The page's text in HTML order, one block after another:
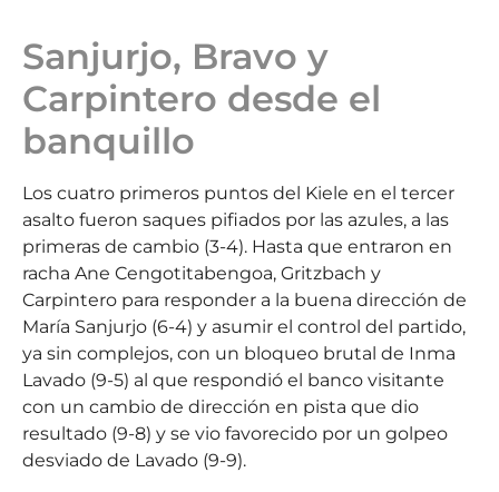
Sanjurjo, Bravo y
Carpintero desde el
banquillo
Los cuatro primeros puntos del Kiele en el tercer
asalto fueron saques pifiados por las azules, a las
primeras de cambio (3-4). Hasta que entraron en
racha Ane Cengotitabengoa, Gritzbach y
Carpintero para responder a la buena dirección de
María Sanjurjo (6-4) y asumir el control del partido,
ya sin complejos, con un bloqueo brutal de Inma
Lavado (9-5) al que respondió el banco visitante
con un cambio de dirección en pista que dio
resultado (9-8) y se vio favorecido por un golpeo
desviado de Lavado (9-9).